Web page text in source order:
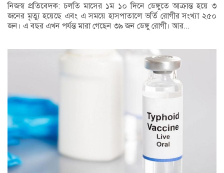
নিজস্ব প্রতিবেদক: চলতি মাসের ১ম ১০ দিনে ডেঙ্গুতে আক্রান্ত হয়ে ৩
জনের মৃত্যু হয়েছে এবং এ সময়ে হাসপাতালে ভর্তি রোগীর সংখ্যা ২৫০
জন। এ বছর এখন পর্যন্ত মারা গেছেন ৩৯ জন ডেঙ্গু রোগী। আর...